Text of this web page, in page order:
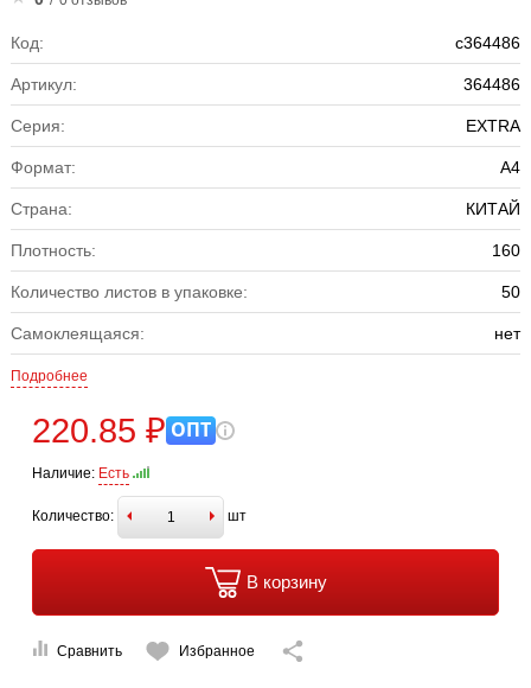
Код: с364486
Артикул: 364486
Серия: EXTRA
Формат: А4
Страна: КИТАЙ
Плотность: 160
Количество листов в упаковке: 50
Самоклеящаяся: нет
Подробнее
220.85 ₽ ОПТ
Наличие: Есть
Количество: шт
В корзину
Сравнить Избранное